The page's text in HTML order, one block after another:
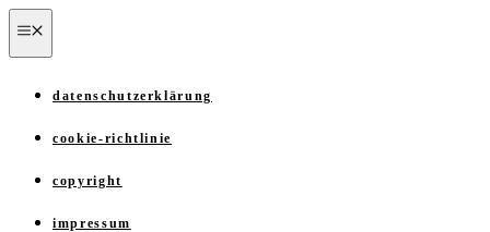
Zum
Inhalt
springen
datenschutzerklärung
cookie-richtlinie
copyright
impressum